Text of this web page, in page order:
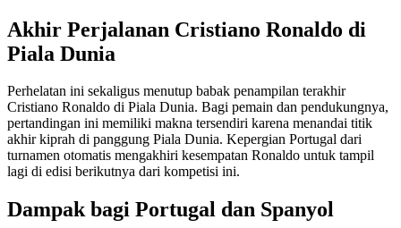
Akhir Perjalanan Cristiano Ronaldo di
Piala Dunia
Perhelatan ini sekaligus menutup babak penampilan terakhir
Cristiano Ronaldo di Piala Dunia. Bagi pemain dan pendukungnya,
pertandingan ini memiliki makna tersendiri karena menandai titik
akhir kiprah di panggung Piala Dunia. Kepergian Portugal dari
turnamen otomatis mengakhiri kesempatan Ronaldo untuk tampil
lagi di edisi berikutnya dari kompetisi ini.
Dampak bagi Portugal dan Spanyol